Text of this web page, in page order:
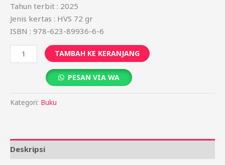
Tahun terbit : 2025
Jenis kertas : HVS 72 gr
ISBN : 978-623-89936-6-6
TAMBAH KE KERANJANG
PESAN VIA WA
Kategori: Buku
Deskripsi